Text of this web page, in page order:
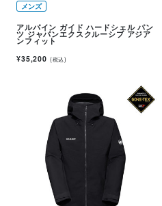
メンズ
アルパイン ガイド ハードシェル パン
ツ ジャパンエクスクルーシブ アジア
ンフィット
¥35,200 (税込)